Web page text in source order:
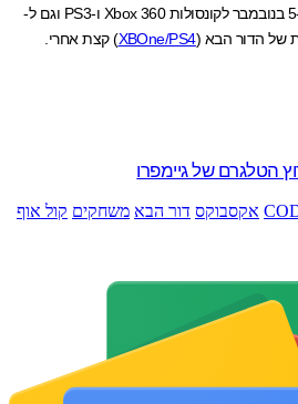
ישוחרר ב-5 בנובמבר לקונסולות Xbox 360 ו-PS3 וגם ל-
XBOne/PS4) קצת אחרי.
אקסבוקס דור הבא משחקים קול אוף